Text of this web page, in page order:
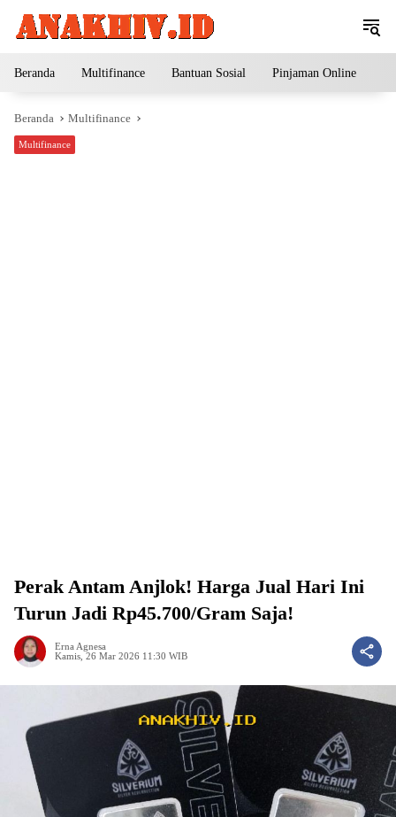
Beranda Multifinance Bantuan Sosial Pinjaman Online
Beranda Multifinance
Multifinance
Perak Antam Anjlok! Harga Jual Hari Ini
Turun Jadi Rp45.700/Gram Saja!
Erna Agnesa
Kamis, 26 Mar 2026 11:30 WIB